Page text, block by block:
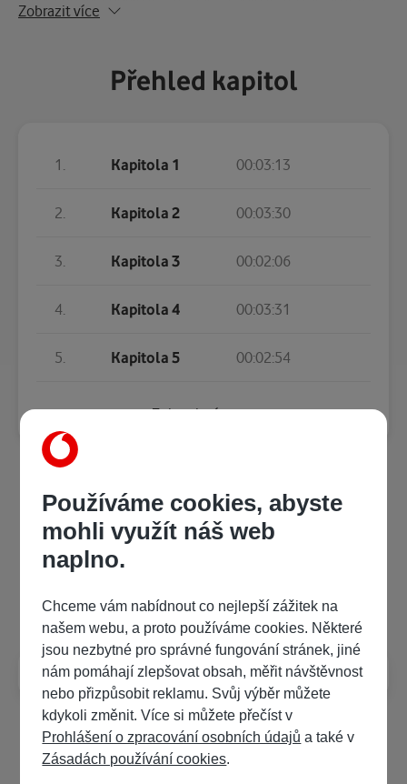
dostalo na světlo to, co mělo zůstat navždy pohřbené…
Václav Křivanec, člen kapely Burma Jones a autor hudby
známého hitu „Samba v kapkách deště“, prokazuje svůj
jejich děsivý průběh. Svižné vyprávění jistě potěší všechny
Zobrazit více
Přehled kapitol
1. Kapitola 1 00:03:13
2. Kapitola 2 00:03:30
3. Kapitola 3 00:02:06
4. Kapitola 4 00:03:31
5. Kapitola 5 00:02:54
Kapitola 6
7.
8. Kapitola 8 00:09:55
Kapitola 9
10. Kapitola 10 00:03:45
11. Kapitola 11 00:05:35
12. Kapitola 12 00:08:33
13. Kapitola 13 00:15:35
Zobrazit více
Kategorie
BookUP Krimi a detektivky České detektivky
Často kladené dotazy
Jak poslouchat audioknihy?
Používáme cookies, abyste
mohli využít náš web
naplno.
Chceme vám nabídnout co nejlepší zážitek na
našem webu, a proto používáme cookies. Některé
jsou nezbytné pro správné fungování stránek, jiné
nám pomáhají zlepšovat obsah, měřit návštěvnost
nebo přizpůsobit reklamu. Svůj výběr můžete
kdykoli změnit. Více si můžete přečíst v
Prohlášení o zpracování osobních údajů a také v
Zásadách používání cookies.